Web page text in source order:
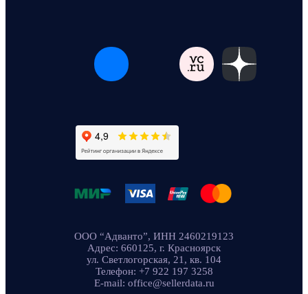
ООО “Адванто”, ИНН 2460219123
Адрес: 660125, г. Красноярск
ул. Светлогорская, 21, кв. 104
Телефон: +7 922 197 3258
E-mail: office@sellerdata.ru